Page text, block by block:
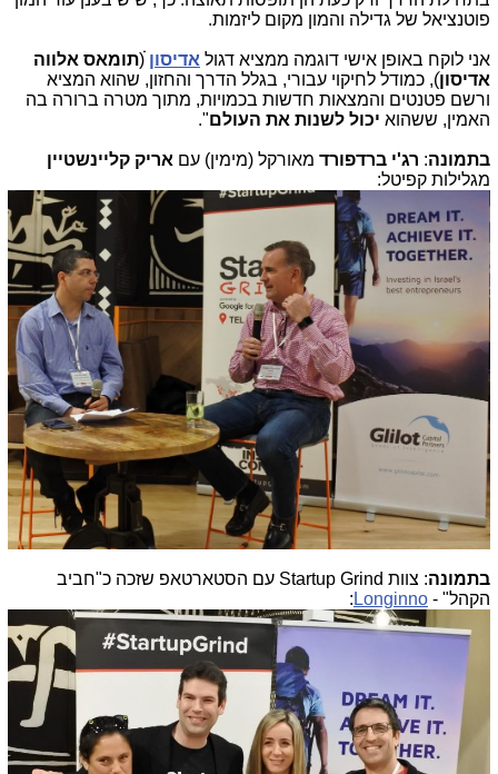
פוטנציאל של גדילה והמון מקום ליזמות.
אני לוקח באופן אישי דוגמה ממציא דגול אדיסון ׁׁׁׁ(תומאס אלווה
אדיסוןׂ), כמודל לחיקוי עבורי, בגלל הדרך והחזון, שהוא המציא
ורשם פטנטים והמצאות חדשות בכמויות, מתוך מטרה ברורה בה
האמין, ששהוא יכול לשנות את העולם".
בתמונה: רג'י ברדפורד מאורקל (מימין) עם אריק קליינשטיין
מגלילות קפיטל:
בתמונה
: צוות Startup Grind עם הסטארטאפ שזכה כ"חביב
הקהל" - Longinno
: